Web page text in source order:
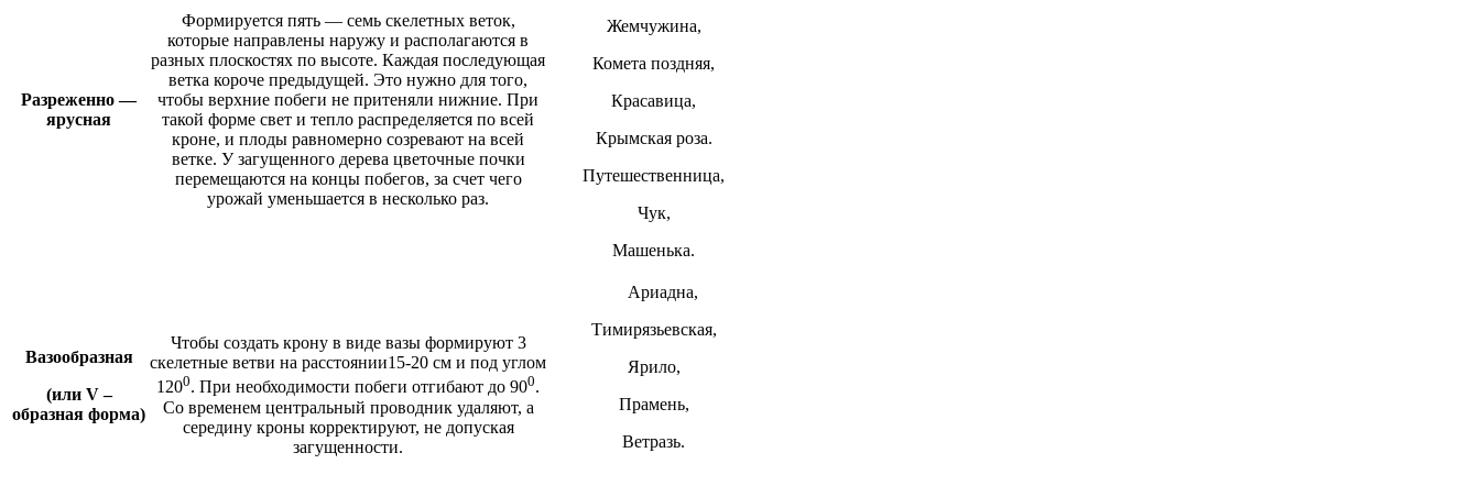
Разреженно —
ярусная
Формируется пять — семь скелетных веток,
которые направлены наружу и располагаются в
разных плоскостях по высоте. Каждая последующая
ветка короче предыдущей. Это нужно для того,
чтобы верхние побеги не притеняли нижние. При
такой форме свет и тепло распределяется по всей
кроне, и плоды равномерно созревают на всей
ветке. У загущенного дерева цветочные почки
перемещаются на концы побегов, за счет чего
урожай уменьшается в несколько раз.
Жемчужина,
Комета поздняя,
Красавица,
Крымская роза.
Путешественница,
Чук,
Машенька.
Вазообразная
(или V –
образная форма)
Чтобы создать крону в виде вазы формируют 3
скелетные ветви на расстоянии15-20 см и под углом
1200. При необходимости побеги отгибают до 900.
Со временем центральный проводник удаляют, а
середину кроны корректируют, не допуская
загущенности.
Ариадна,
Тимирязьевская,
Ярило,
Прамень,
Ветразь.